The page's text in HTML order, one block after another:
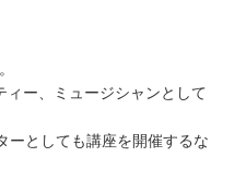
ィー、ミュージシャンとして
ーとしても講座を開催するな